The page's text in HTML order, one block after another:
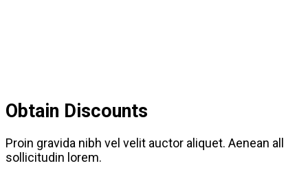
Obtain Discounts
Proin gravida nibh vel velit auctor aliquet. Aenean all
sollicitudin lorem.